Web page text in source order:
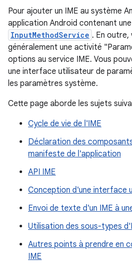
Pour ajouter un IME au système
application Android contenant
InputMethodService . En outre,
généralement une activité
options au service IME. Vous
une interface utilisateur de
les paramètres système.
Cette page aborde les sujets
Cycle de vie de l'IME
Déclaration des
manifeste de l'application
API IME
Conception d'une interface
Envoi de texte d'un IME à
Utilisation des sous-types
Autres points à prendre en
IME